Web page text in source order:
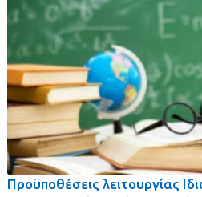
Προϋποθέσεις λειτουργίας